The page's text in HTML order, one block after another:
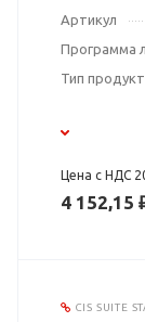
Артикул
Программа
Тип
Цена с НДС
4 152,15
CIS SUITE